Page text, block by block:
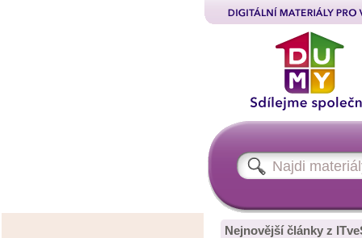
Nejnovější články z